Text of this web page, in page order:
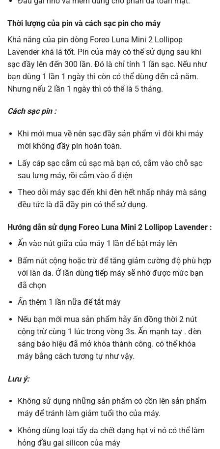
Thời lượng của pin và cách sạc pin cho máy
Khả năng của pin dòng Foreo Luna Mini 2 Lollipop
Lavender khá là tốt. Pin của máy có thể sử dụng sau khi
sạc đầy lên đến 300 lần. Đó là chỉ tính 1 lần sạc. Nếu như
bạn dùng 1 lần 1 ngày thì còn có thể dùng đến cả năm.
Nhưng nếu 2 lần 1 ngày thì có thể là 5 tháng.
Cách sạc pin :
Khi mới mua về nên sạc đầy sản phẩm vì đôi khi máy
mới không đầy pin hoàn toàn.
Lấy cáp sạc cắm củ sạc mà bạn có, cắm vào chỗ sạc
sau lưng máy, rồi cắm vào ổ điện
Theo dõi máy sạc đến khi đèn hết nhấp nháy mà sáng
đều tức là đã đầy pin có thể sử dụng.
Hướng dẫn sử dụng Foreo Luna Mini 2 Lollipop Lavender :
Ấn vào nút giữa của máy 1 lần để bật máy lên
Bấm nút cộng hoặc trừ để tăng giảm cường độ phù hợp
với làn da. Ở lần dùng tiếp máy sẽ nhớ được mức bạn
đã chọn
Ấn thêm 1 lần nữa để tắt máy
Nếu bạn mới mua sản phẩm hãy ấn đồng thời 2 nút
cộng trừ cùng 1 lúc trong vòng 3s. Ấn mạnh tay . đèn
sáng báo hiệu đã mở khóa thành công. có thể khóa
máy bằng cách tương tự như vậy.
Lưu ý:
Không sử dụng những sản phẩm có cồn lên sản phẩm
máy để tránh làm giảm tuổi thọ của máy.
Không dùng loại tẩy da chết dạng hạt vì nó có thể làm
hỏng đầu gai silicon của máy